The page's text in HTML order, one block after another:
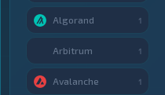
Algorand 1
Arbitrum 1
Avalanche 1